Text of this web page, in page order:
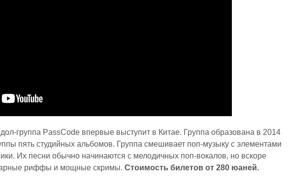
группа PassCode впервые выступит в Китае. Группа образована в 2014
пять студийных альбомов. Группа смешивает поп-музыку с элементами
Их песни обычно начинаются с мелодичных поп-вокалов, но вскоре
риффы и мощные скримы. Стоимость билетов от 280 юаней.